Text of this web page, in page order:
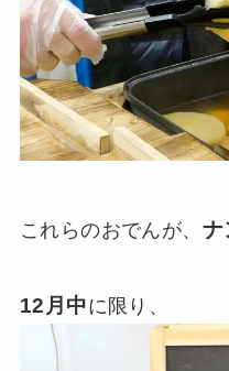
これらのおでんが、 ナ
12月中に限り、